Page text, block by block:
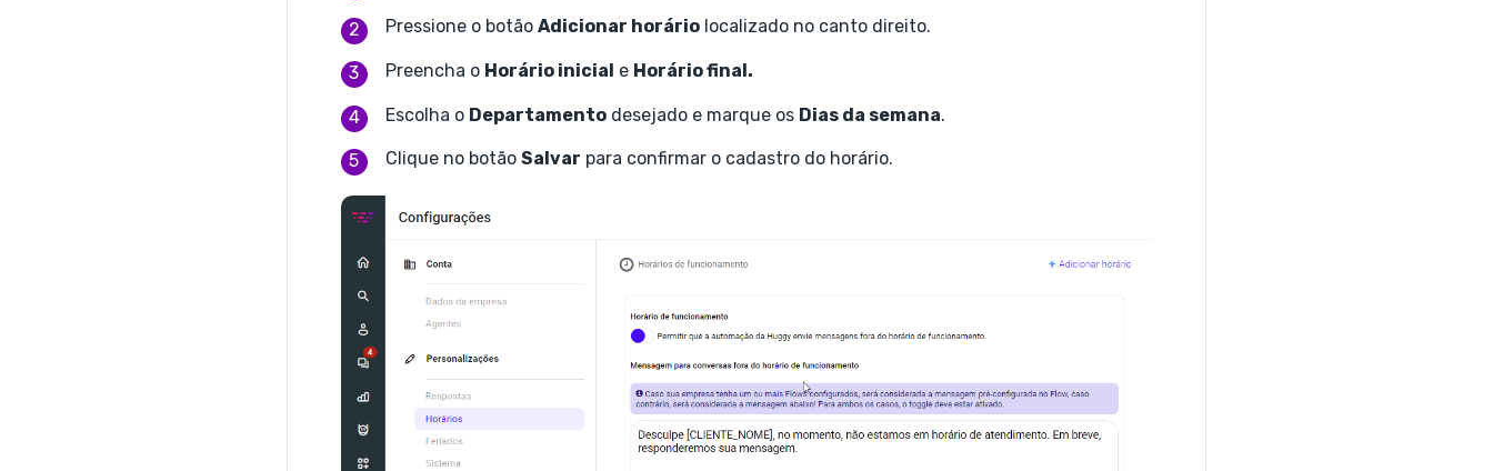
Pressione o botão Adicionar horáriolocalizado no canto direito.
Preencha o Horário inicial e Horário final.
Escolha o Departamentodesejado e marque os Dias da semana.
Clique no botão Salvar para confirmar o cadastro do horário.